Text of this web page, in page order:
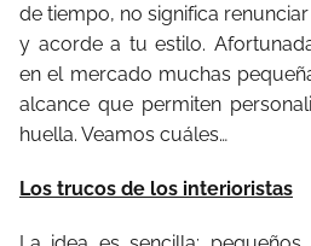
de tiempo, no significa
y acorde a tu estilo.
en el mercado muchas
alcance que permiten
huella. Veamos cuáles…
Los trucos de los interioristas